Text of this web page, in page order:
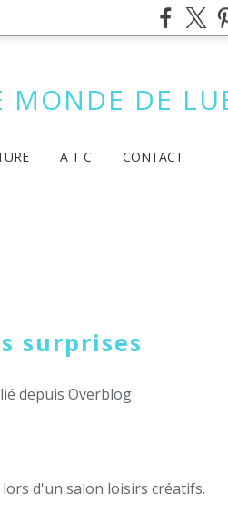
MONDE DE
A T C CONTACT
surprises
depuis Overblog
d'un salon loisirs créatifs.